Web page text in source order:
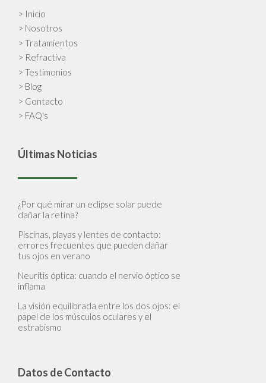
> Inicio
> Nosotros
> Tratamientos
> Refractiva
> Testimonios
> Blog
> Contacto
> FAQ's
Últimas Noticias
¿Por qué mirar un eclipse solar puede
dañar la retina?
Piscinas, playas y lentes de contacto:
errores frecuentes que pueden dañar
tus ojos en verano
Neuritis óptica: cuando el nervio óptico se
inflama
La visión equilibrada entre los dos ojos: el
papel de los músculos oculares y el
estrabismo
Datos de Contacto